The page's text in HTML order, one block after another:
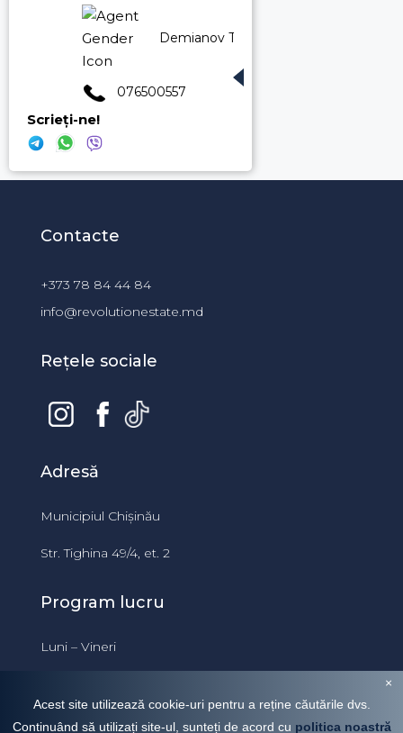
Demianov Tudor
076500557
Scrieți-ne!
Contacte
+373 78 84 44 84
info@revolutionestate.md
Rețele sociale
Adresă
Municipiul Chișinău
Str. Tighina 49/4, et. 2
Program lucru
Luni – Vineri
Acest site utilizează cookie-uri pentru a reține căutările dvs.
Continuând să utilizați site-ul, sunteți de acord cu politica noastră
×